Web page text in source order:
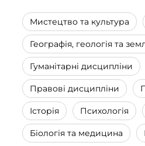
Мистецтво та культура
Географія, геологія та
Гуманітарні дисципліни
Правові дисципліни
Історія Психологія
Біологія та медицина